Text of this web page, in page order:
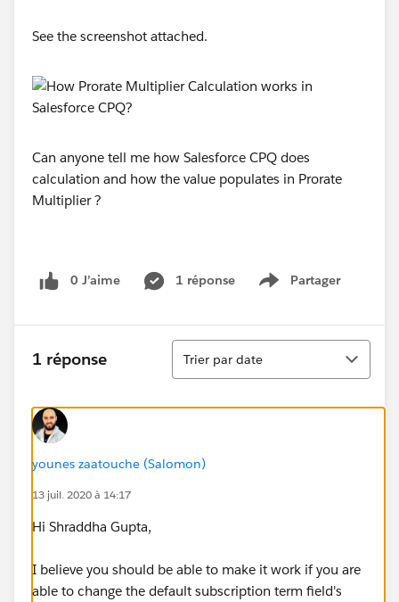
See the screenshot attached.
Can anyone tell me how Salesforce CPQ does
calculation and how the value populates in Prorate
Multiplier ?
0 J’aime 1 réponse Partager
Show menu
1 réponse
Tri
Trier par date
younes zaatouche (Salomon)
13 juil. 2020 à 14:17
Hi Shraddha Gupta,
I believe you should be able to make it work if you are
able to change the default subscription term field's